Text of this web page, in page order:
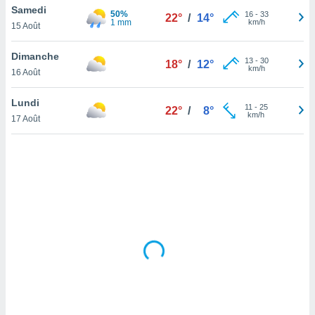
en
de
Samedi
15 Août
50%
1 mm
22° / 14° 16- 33
km/h
Dimanche
16 Août
18° / 12° 13- 30
km/h
Lundi
17 Août
22° / 8° 11 - 25
km/h